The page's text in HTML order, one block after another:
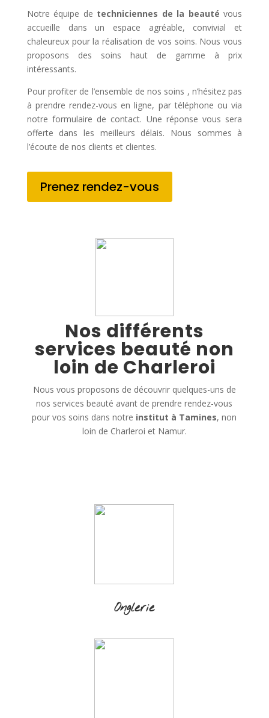
Notre équipe de techniciennes de la beauté vous
accueille dans un espace agréable, convivial et
chaleureux pour la réalisation de vos soins. Nous vous
proposons des soins haut de gamme à prix
intéressants.
Pour profiter de l’ensemble de nos soins , n’hésitez pas
à prendre rendez-vous en ligne, par téléphone ou via
notre formulaire de contact. Une réponse vous sera
offerte dans les meilleurs délais. Nous sommes à
l’écoute de nos clients et clientes.
Prenez rendez-vous
Nos différents
services beauté non
loin de Charleroi
Nous vous proposons de découvrir quelques-uns de
nos services beauté avant de prendre rendez-vous
pour vos soins dans notre institut à Tamines, non
loin de Charleroi et Namur.
Onglerie